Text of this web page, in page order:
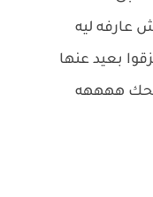
عارفه ليه
بعيد عنها
ههههه